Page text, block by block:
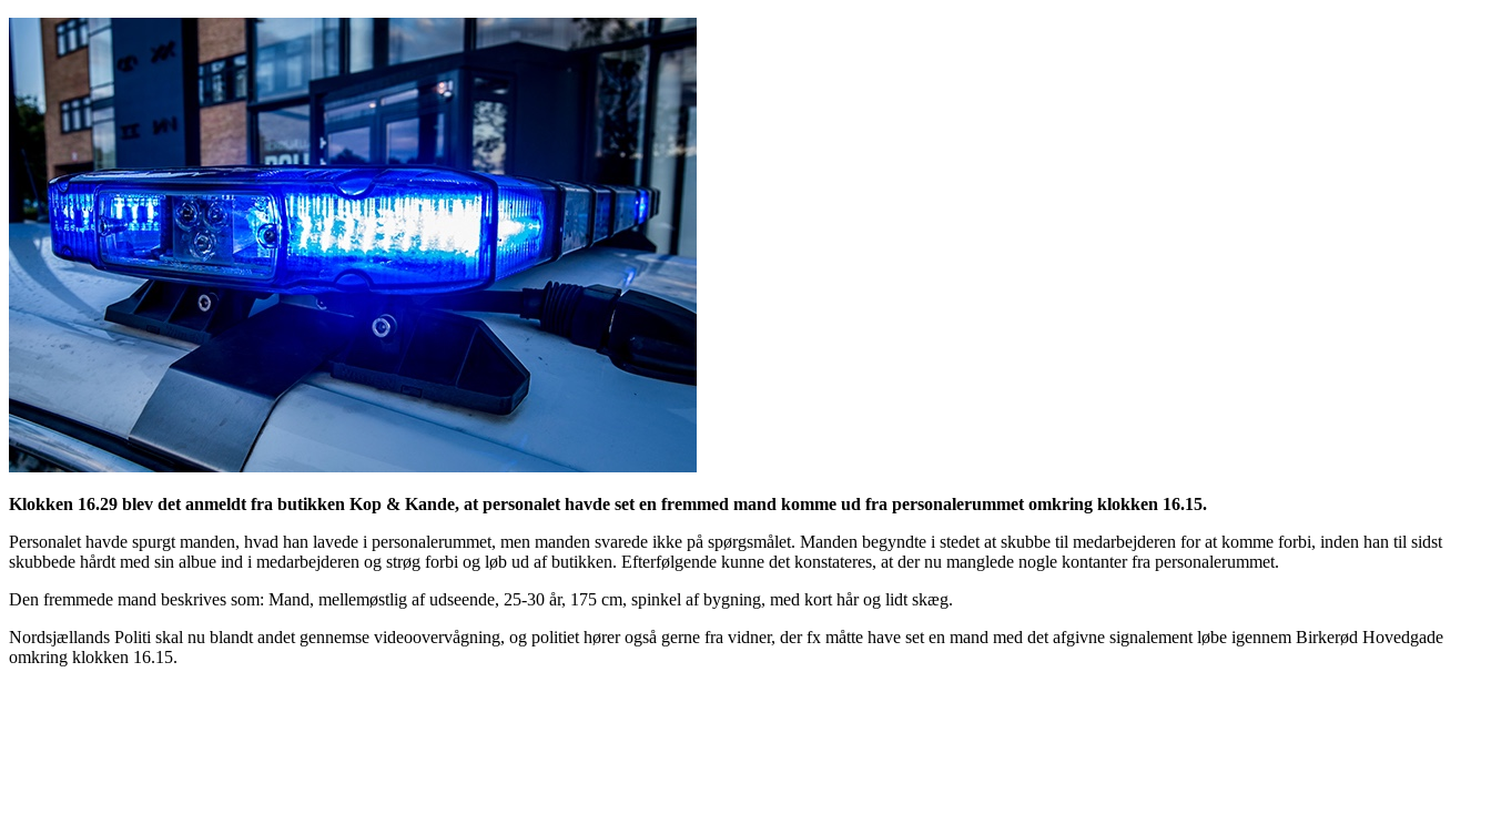
Klokken 16.29 blev det anmeldt fra butikken Kop & Kande, at personalet havde set en fremmed mand komme ud fra personalerummet omkring klokken 16.15.
Personalet havde spurgt manden, hvad han lavede i personalerummet, men manden svarede ikke på spørgsmålet. Manden begyndte i stedet at skubbe til medarbejderen for at komme forbi, inden han til sidst
skubbede hårdt med sin albue ind i medarbejderen og strøg forbi og løb ud af butikken. Efterfølgende kunne det konstateres, at der nu manglede nogle kontanter fra personalerummet.
Den fremmede mand beskrives som: Mand, mellemøstlig af udseende, 25-30 år, 175 cm, spinkel af bygning, med kort hår og lidt skæg.
Nordsjællands Politi skal nu blandt andet gennemse videoovervågning, og politiet hører også gerne fra vidner, der fx måtte have set en mand med det afgivne signalement løbe igennem Birkerød Hovedgade
omkring klokken 16.15.